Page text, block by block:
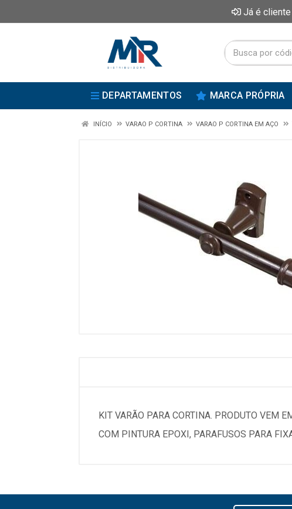
Já é
DEPARTAMENTOS MARCA PRÓPRIA
INÍCIO VARAO P CORTINA VARAO P CORTINA EM AÇO
KIT VARÃO PARA CORTINA. PRODUTO VEM
COM PINTURA EPOXI, PARAFUSOS PARA